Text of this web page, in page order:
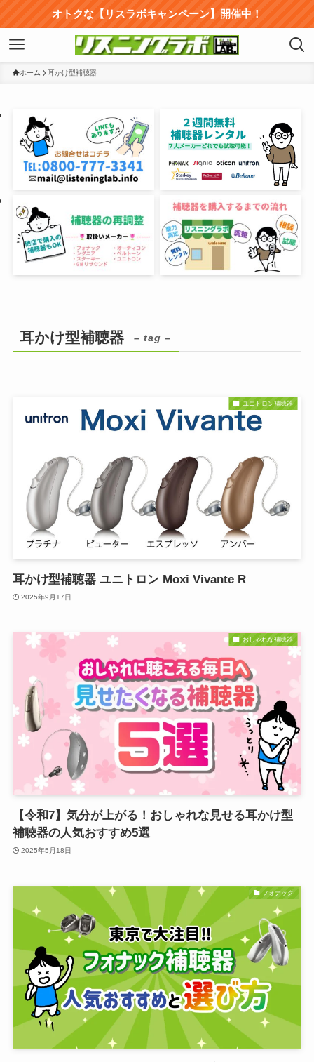
オトクな【リスラボキャンペーン】開催中！
ホーム 耳かけ型補聴器
耳かけ型補聴器 – tag –
ユニトロン補聴器
耳かけ型補聴器 ユニトロン Moxi Vivante R
2025年9月17日
おしゃれな補聴器
【令和7】気分が上がる！おしゃれな見せる耳かけ型
補聴器の人気おすすめ5選
2025年5月18日
フォナック